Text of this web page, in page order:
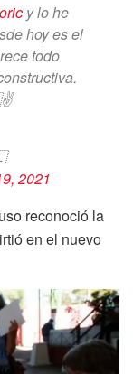
y lo he
hoy es el
todo
2021
reconoció la
en el nuevo